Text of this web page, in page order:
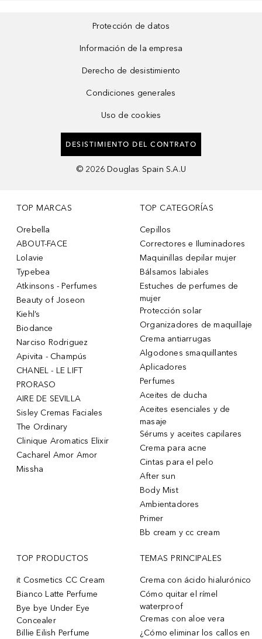
Protección de datos
Información de la empresa
Derecho de desistimiento
Condiciones generales
Uso de cookies
DESISTIMIENTO DEL CONTRATO
© 2026 Douglas Spain S.A.U
TOP MARCAS
Orebella
ABOUT-FACE
Lolavie
Typebea
Atkinsons - Perfumes
Beauty of Joseon
Kiehl’s
Biodance
Narciso Rodriguez
Apivita - Champús
CHANEL - LE LIFT
PRORASO
AIRE DE SEVILLA
Sisley Cremas Faciales
The Ordinary
Clinique Aromatics Elixir
Cacharel Amor Amor
Missha
TOP CATEGORÍAS
Cepillos
Correctores e Iluminadores
Maquinillas depilar mujer
Bálsamos labiales
Estuches de perfumes de
mujer
Protección solar
Organizadores de maquillaje
Crema antiarrugas
Algodones smaquillantes
Aplicadores
Perfumes
Aceites de ducha
Aceites esenciales y de
masaje
Sérums y aceites capilares
Crema para acne
Cintas para el pelo
After sun
Body Mist
Ambientadores
Primer
Bb cream y cc cream
TOP PRODUCTOS
it Cosmetics CC Cream
Bianco Latte Perfume
Bye bye Under Eye
Concealer
Billie Eilish Perfume
TEMAS PRINCIPALES
Crema con ácido hialurónico
Cómo quitar el rímel
waterproof
Cremas con aloe vera
¿Cómo eliminar los callos en